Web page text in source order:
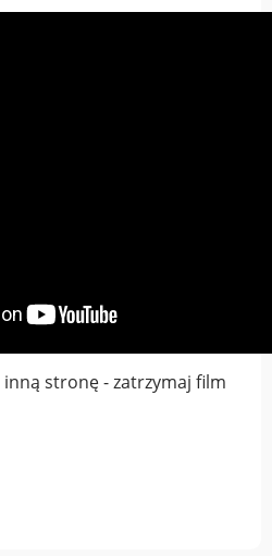
stronę - zatrzymaj film